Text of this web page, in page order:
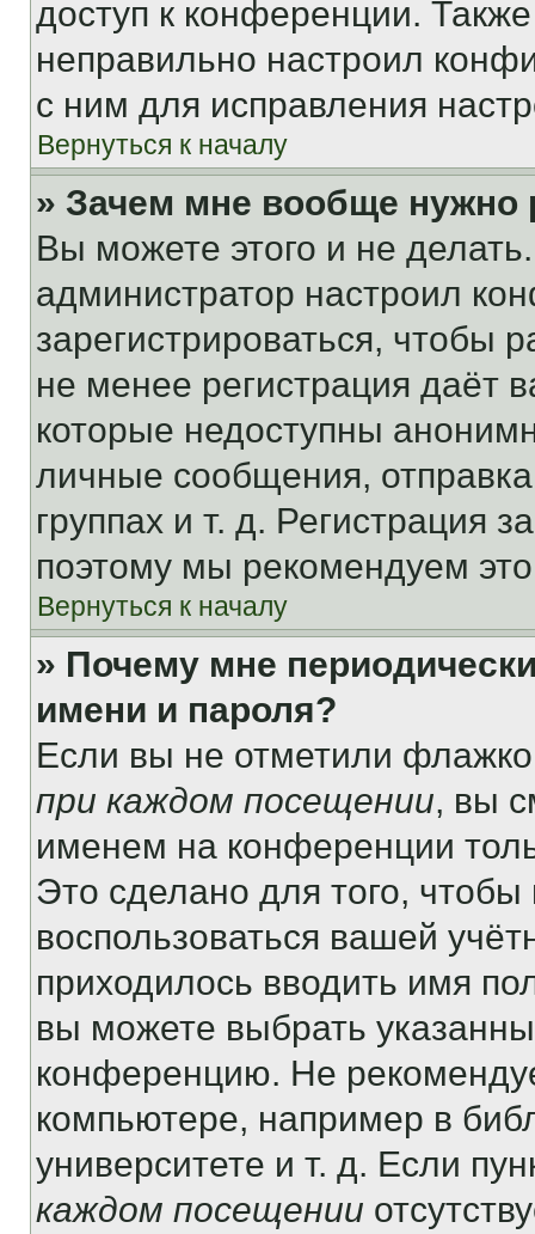
доступ к конференции.
неправильно настроил
с ним для исправления
Вернуться к началу
» Зачем мне вообще нужно
Вы можете этого и не
администратор настроил
зарегистрироваться, чтобы
не менее регистрация даёт
которые недоступны
личные сообщения,
группах и т. д. Регистрация
поэтому мы рекомендуем
Вернуться к началу
» Почему мне
имени и пароля?
Если вы не отметили
при каждом посещении, вы
именем на конференции
Это сделано для того, чтобы
воспользоваться вашей
приходилось вводить имя
вы можете выбрать
конференцию. Не
компьютере, например в
университете и т. д. Если
каждом посещении